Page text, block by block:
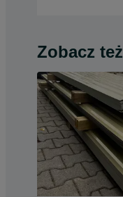
Zobacz też